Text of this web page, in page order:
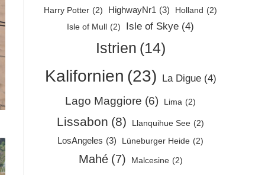
Harry Potter (2) HighwayNr1 (3) Holland (2)
Isle of Mull (2) Isle of Skye (4)
Istrien (14)
Kalifornien (23) La Digue (4)
Lago Maggiore (6) Lima (2)
Lissabon (8) Llanquihue See (2)
LosAngeles (3) Lüneburger Heide (2)
Mahé (7) Malcesine (2)